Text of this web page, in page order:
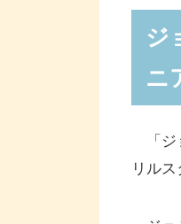
ジ
ニ
「ジ
リル